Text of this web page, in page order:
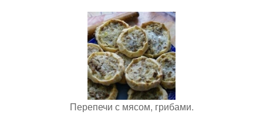
Перепечи с мясом, грибами.